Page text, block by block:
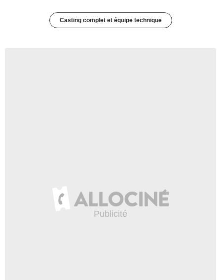
Casting complet et équipe technique